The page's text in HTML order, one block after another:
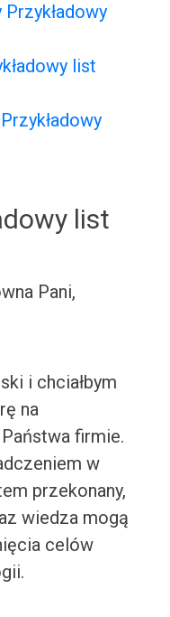
list
list
Pani,
i chciałbym
na
firmie.
w
przekonany,
wiedza mogą
celów